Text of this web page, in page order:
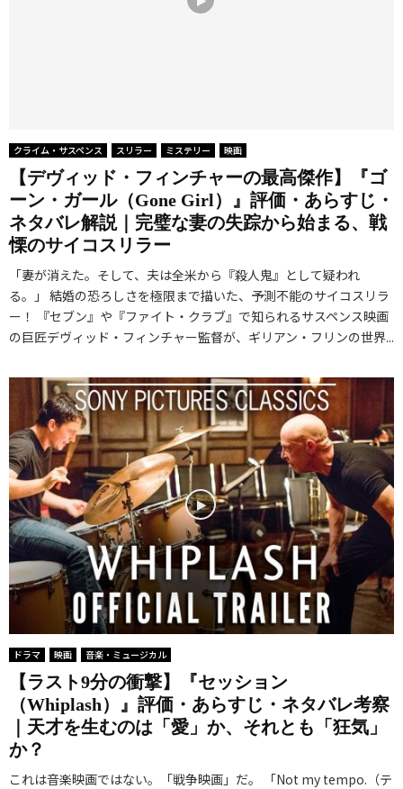
クライム・サスペンス スリラー ミステリー 映画
【デヴィッド・フィンチャーの最高傑作】『ゴ
ーン・ガール（Gone Girl）』評価・あらすじ・
ネタバレ解説｜完璧な妻の失踪から始まる、戦
慄のサイコスリラー
「妻が消えた。そして、夫は全米から『殺人鬼』として疑われ
る。」 結婚の恐ろしさを極限まで描いた、予測不能のサイコスリラ
ー！ 『セブン』や『ファイト・クラブ』で知られるサスペンス映画
の巨匠デヴィッド・フィンチャー監督が、ギリアン・フリンの世界...
ドラマ 映画 音楽・ミュージカル
【ラスト9分の衝撃】『セッション
（Whiplash）』評価・あらすじ・ネタバレ考察
｜天才を生むのは「愛」か、それとも「狂気」
か？
これは音楽映画ではない。「戦争映画」だ。 「Not my tempo.（テ